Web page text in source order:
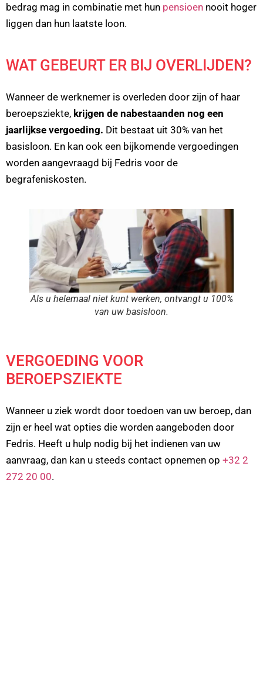
bedrag mag in combinatie met hun pensioen nooit hoger
liggen dan hun laatste loon.
WAT GEBEURT ER BIJ OVERLIJDEN?
Wanneer de werknemer is overleden door zijn of haar
beroepsziekte, krijgen de nabestaanden nog een
jaarlijkse vergoeding. Dit bestaat uit 30% van het
basisloon. En kan ook een bijkomende vergoedingen
worden aangevraagd bij Fedris voor de
begrafeniskosten.
Als u helemaal niet kunt werken, ontvangt u 100%
van uw basisloon.
VERGOEDING VOOR
BEROEPSZIEKTE
Wanneer u ziek wordt door toedoen van uw beroep, dan
zijn er heel wat opties die worden aangeboden door
Fedris. Heeft u hulp nodig bij het indienen van uw
aanvraag, dan kan u steeds contact opnemen op +32 2
272 20 00.